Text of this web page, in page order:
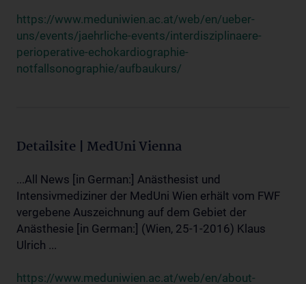
https://www.meduniwien.ac.at/web/en/ueber-
uns/events/jaehrliche-events/interdisziplinaere-
perioperative-echokardiographie-
notfallsonographie/aufbaukurs/
Detailsite | MedUni Vienna
...All News [in German:] Anästhesist und
Intensivmediziner der MedUni Wien erhält vom FWF
vergebene Auszeichnung auf dem Gebiet der
Anästhesie [in German:] (Wien, 25-1-2016) Klaus
Ulrich ...
https://www.meduniwien.ac.at/web/en/about-